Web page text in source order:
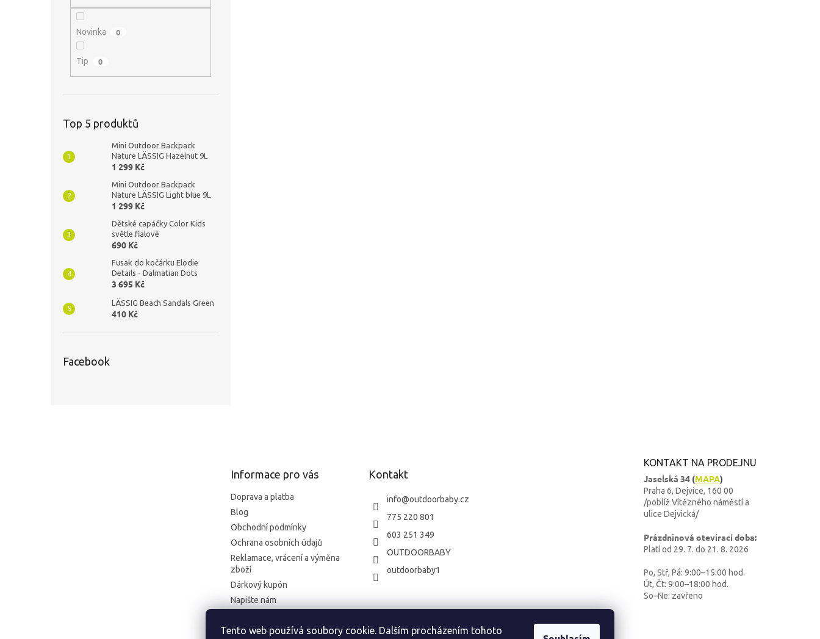
Tento web používá soubory cookie. Dalším procházením tohoto
Novinka 0
Tip 0
Top 5 produktů
Mini Outdoor Backpack
Nature LÄSSIG Hazelnut 9L
1 299 Kč
Mini Outdoor Backpack
Nature LÄSSIG Light blue 9L
1 299 Kč
Dětské capáčky Color Kids
světle fialové
690 Kč
Fusak do kočárku Elodie
Details - Dalmatian Dots
3 695 Kč
LÄSSIG Beach Sandals Green
410 Kč
Facebook
Informace pro vás
Doprava a platba
Blog
Obchodní podmínky
Ochrana osobních údajů
Reklamace, vrácení a výměna
zboží
Dárkový kupón
Napište nám
Formulář pro vrácení zboží
Kontakt
info@outdoorbaby.cz
775 220 801
603 251 349
OUTDOORBABY
outdoorbaby1
KONTAKT NA PRODEJNU
Jaselská 34 (MAPA)
Praha 6, Dejvice, 160 00
/poblíž Vítězného náměstí a
ulice Dejvická/
Prázdninová otevírací doba:
Platí od 29. 7. do 21. 8. 2026
Po, Stř, Pá: 9:00–15:00 hod.
Út, Čt: 9:00–18:00 hod.
So–Ne: zavřeno